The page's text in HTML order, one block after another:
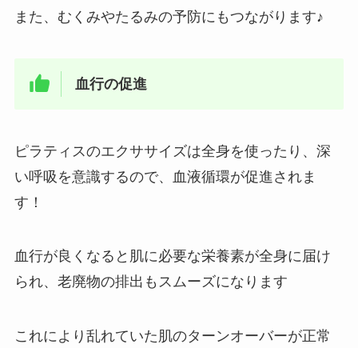
また、むくみやたるみの予防にもつながります♪
血行の促進
ピラティスのエクササイズは全身を使ったり、深
い呼吸を意識するので、血液循環が促進されま
す！
血行が良くなると肌に必要な栄養素が全身に届け
られ、老廃物の排出もスムーズになります
これにより乱れていた肌のターンオーバーが正常